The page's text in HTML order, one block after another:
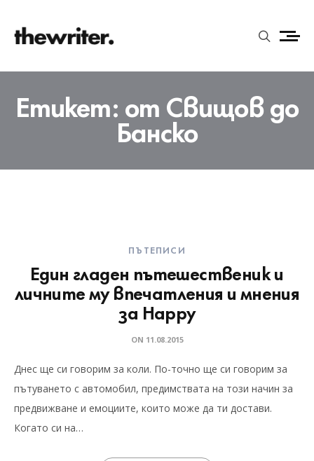
Етикет:от Свищов до
Банско
ПЪТЕПИСИ
Един гладен пътешественик и
личните му впечатления и мнения
за Happy
ON 11.08.2015
Днес ще си говорим за коли. По-точно ще си говорим за
пътуването с автомобил, предимствата на този начин за
предвижване и емоциите, които може да ти достави.
Когато си на…